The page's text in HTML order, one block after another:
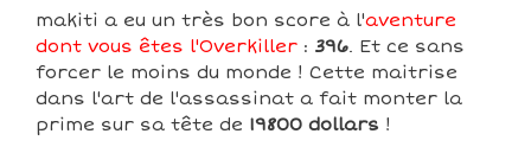
makiti a eu un très bon score à l'aventure
dont vous êtes l'Overkiller : 396. Et ce sans
forcer le moins du monde ! Cette maitrise
dans l'art de l'assassinat a fait monter la
prime sur sa tête de 19800 dollars !